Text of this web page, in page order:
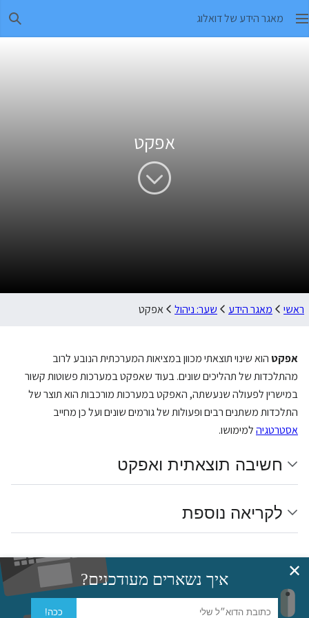
מאגר הידע של דואלוג
אפקט
ראשי מאגר הידע שער: ניהול אפקט
אפקט הוא שינוי תוצאתי מכוון במציאות המערכתית הנובע לרוב
מהתלכדות של תהליכים שונים. בעוד שאפקט במערכות פשוטות קשור
במישרין לפעולה שנעשתה, האפקט במערכות מורכבות הוא תוצר של
התלכדות משתנים רבים ופעולות של גורמים שונים ועל כן מחייב
אסטרטגיהלמימושו.
חשיבה תוצאתית ואפקט
לקריאה נוספת
מאגר הידע של דואלוג
✕ איך נשארים מעודכנים?
ככה!